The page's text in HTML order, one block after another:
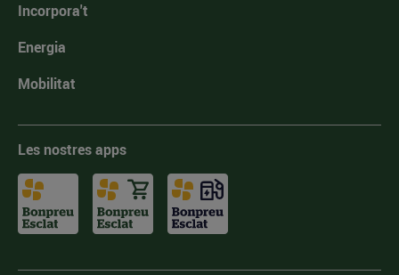
Incorpora't
Energia
Mobilitat
Les nostres apps